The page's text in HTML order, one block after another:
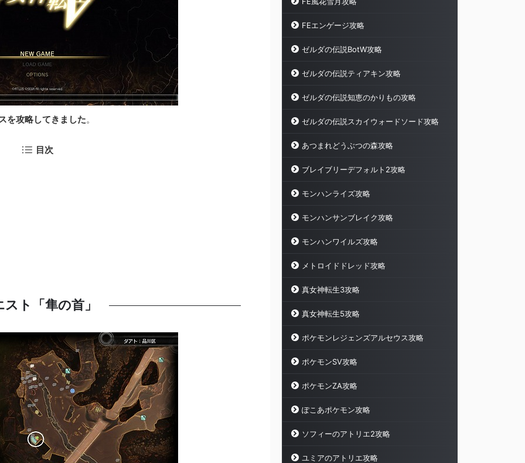
を攻略してきました。
目次
ト「隼の首」
FEエンゲージ攻略
ゼルダの伝説BotW攻略
ゼルダの伝説ティアキン攻略
ゼルダの伝説知恵のかりもの攻略
ゼルダの伝説スカイウォードソード攻略
あつまれどうぶつの森攻略
ブレイブリーデフォルト2攻略
モンハンライズ攻略
モンハンサンブレイク攻略
モンハンワイルズ攻略
メトロイドドレッド攻略
真女神転生3攻略
真女神転生5攻略
ポケモンレジェンズアルセウス攻略
ポケモンSV攻略
ポケモンZA攻略
ぽこあポケモン攻略
ソフィーのアトリエ2攻略
ユミアのアトリエ攻略